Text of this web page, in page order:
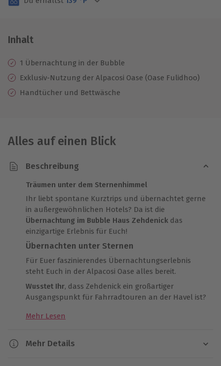
3 Jahre gültig & verlängerbar.
Inhalt
1 Übernachtung in der Bubble
Exklusiv-Nutzung der Alpacosi Oase (Oase Fulidhoo)
Handtücher und Bettwäsche
Alles auf einen Blick
Beschreibung
Träumen unter dem Sternenhimmel
Ihr liebt spontane Kurztrips und übernachtet gerne
in außergewöhnlichen Hotels? Da ist die
Übernachtung im Bubble Haus Zehdenick das
einzigartige Erlebnis für Euch!
Übernachten unter Sternen
Für Euer faszinierendes Übernachtungserlebnis
steht Euch in der Alpacosi Oase alles bereit.
Wusstet Ihr, dass Zehdenick ein großartiger
Ausgangspunkt für Fahrradtouren an der Havel ist?
Schlafen mitten in der Natur
auf, die Vögel zwitschern,
Mehr Lesen
Mehr Details